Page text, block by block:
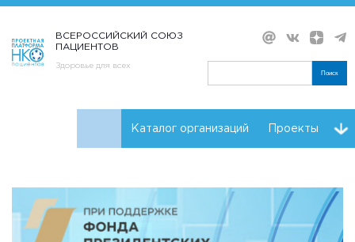
ВСЕРОССИЙСКИЙ СОЮЗ
ПАЦИЕНТОВ
Здоровье для всех
Поиск
Каталог организаций Проекты